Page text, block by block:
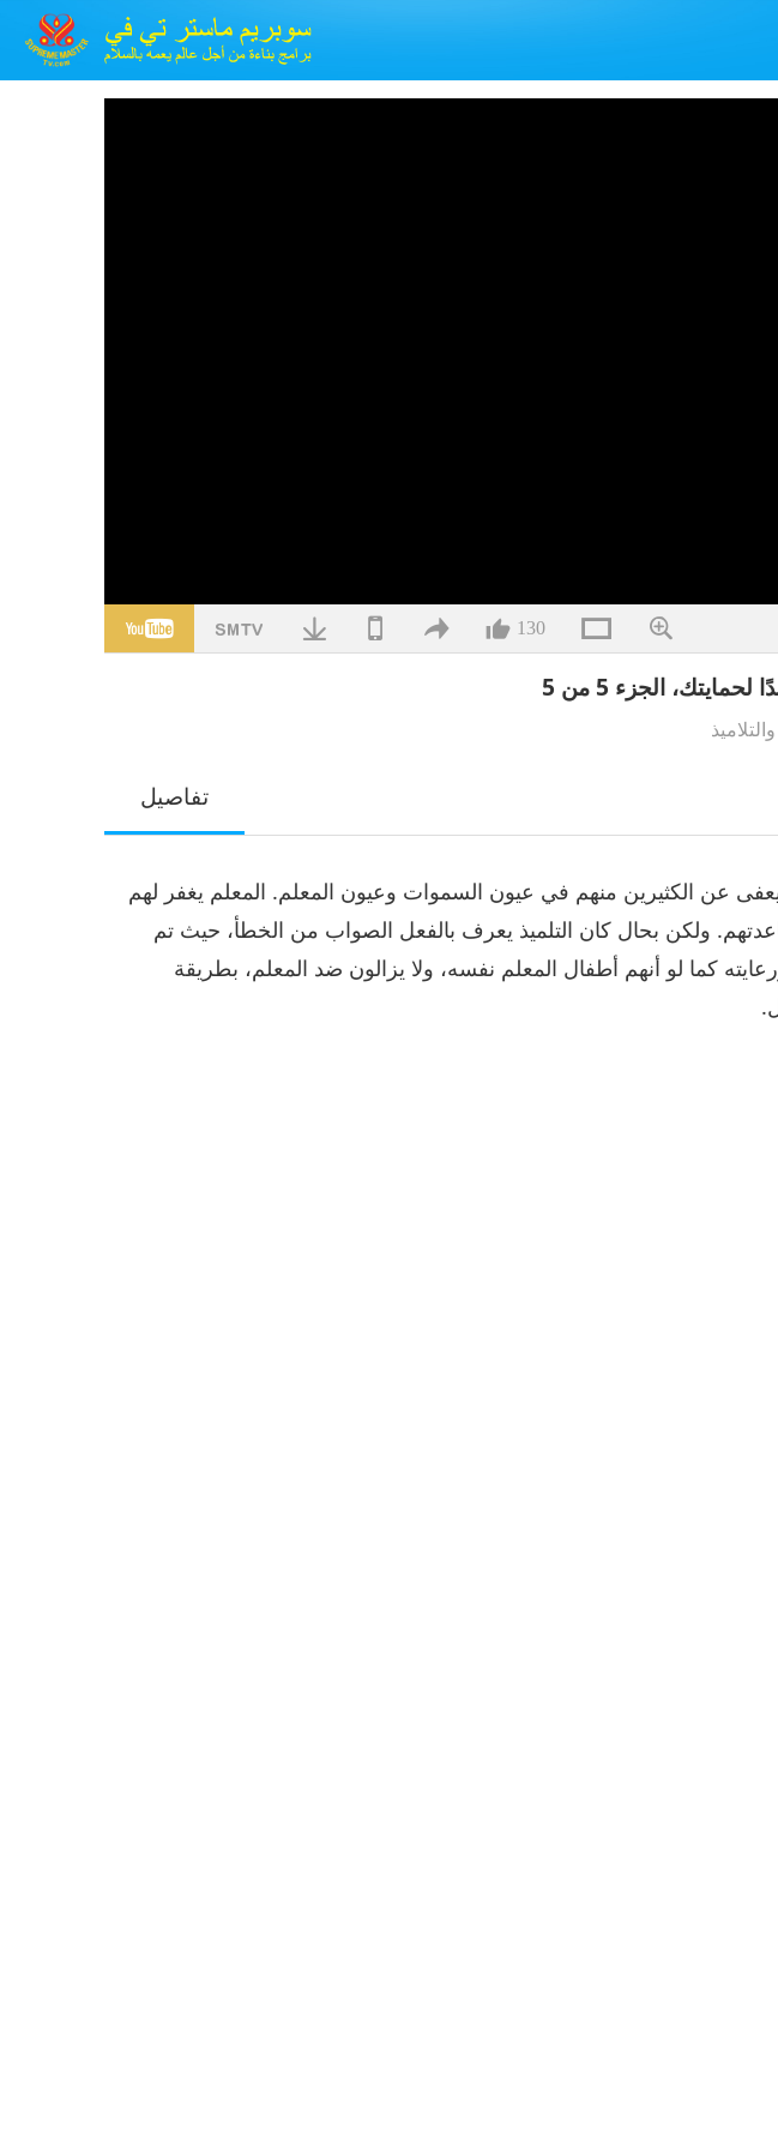
130
الجزء 5 من 5
تفاصيل
يعفى عن الكثيرين منهم في عيون السموات وعيون المعلم. المعلم يغفر لهم
ولكن بحال كان التلميذ يعرف بالفعل الصواب من الخطأ، حيث تم
كما لو أنهم أطفال المعلم نفسه، ولا يزالون ضد المعلم، بطريقة